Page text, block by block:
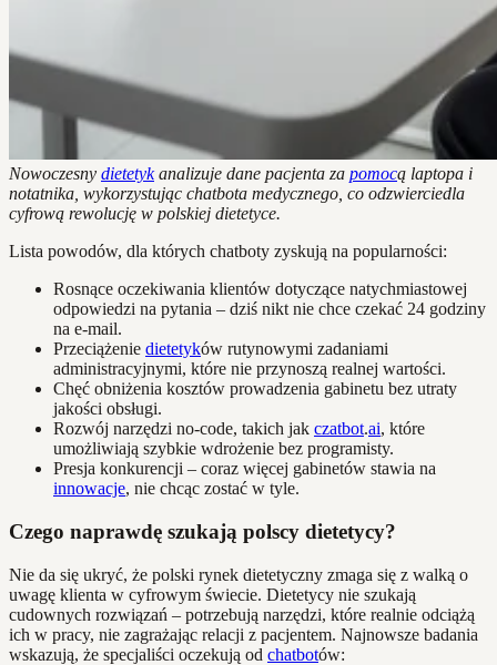
Nowoczesny dietetykanalizuje dane pacjenta za pomocą laptopa i
notatnika, wykorzystując chatbota medycznego, co odzwierciedla
cyfrową rewolucję w polskiej dietetyce.
Lista powodów, dla których chatboty zyskują na popularności:
Rosnące oczekiwania klientów dotyczące natychmiastowej
odpowiedzi na pytania – dziś nikt nie chce czekać 24 godziny
na e-mail.
Przeciążenie dietetyków rutynowymi zadaniami
administracyjnymi, które nie przynoszą realnej wartości.
Chęć obniżenia kosztów prowadzenia gabinetu bez utraty
jakości obsługi.
Rozwój narzędzi no-code, takich jak czatbot.ai, które
umożliwiają szybkie wdrożenie bez programisty.
Presja konkurencji – coraz więcej gabinetów stawia na
innowacje, nie chcąc zostać w tyle.
Czego naprawdę szukają polscy dietetycy?
Nie da się ukryć, że polski rynek dietetyczny zmaga się z walką o
uwagę klienta w cyfrowym świecie. Dietetycy nie szukają
cudownych rozwiązań – potrzebują narzędzi, które realnie odciążą
ich w pracy, nie zagrażając relacji z pacjentem. Najnowsze badania
wskazują, że specjaliści oczekują od chatbotów: